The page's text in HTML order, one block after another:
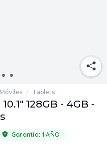
/ Tablets
128GB - 4GB -
Garantía: 1 AÑO